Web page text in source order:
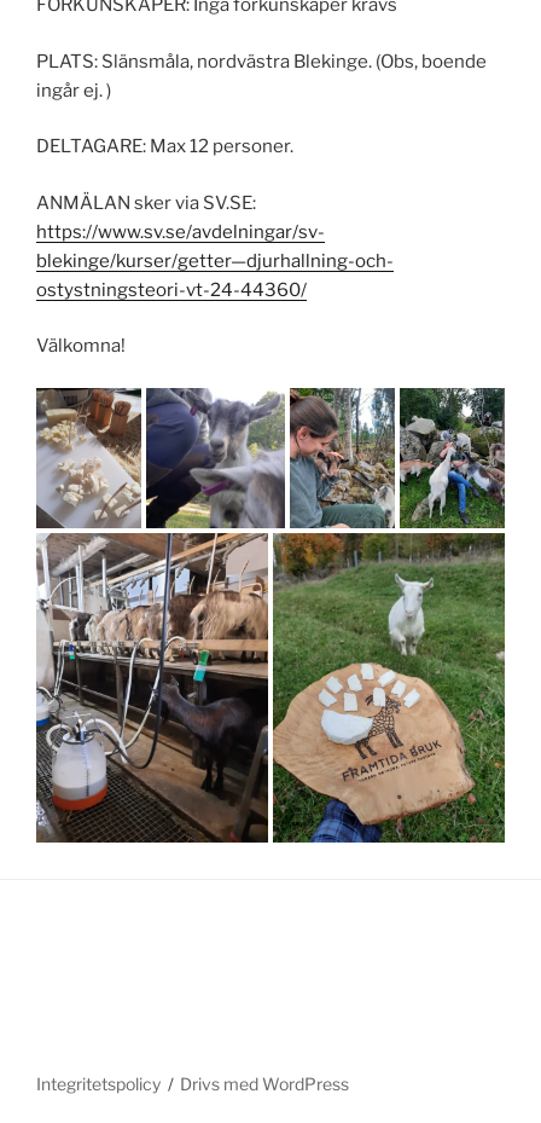
FÖRKUNSKAPER: Inga förkunskaper krävs
PLATS: Slänsmåla, nordvästra Blekinge. (Obs, boende
ingår ej. )
DELTAGARE: Max 12 personer.
ANMÄLAN sker via SV.SE:
https://www.sv.se/avdelningar/sv-
blekinge/kurser/getter—djurhallning-och-
ostystningsteori-vt-24-44360/
Välkomna!
Integritetspolicy Drivs med WordPress